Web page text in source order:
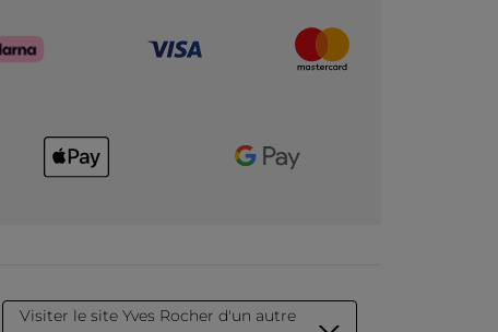
Visiter le site Yves Rocher d'un autre